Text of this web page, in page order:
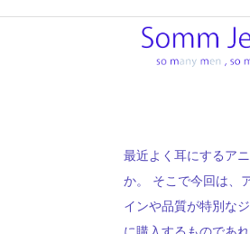
最近よく耳にするア
か。 そこで今回は、
インや品質が特別な